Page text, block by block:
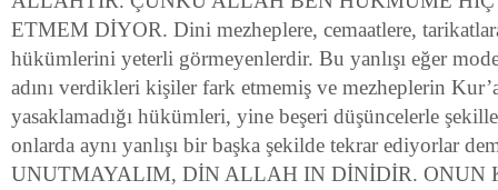
ETMEM DİYOR. Dini mezheplere, cemaatlere,
hükümlerini yeterli görmeyenlerdir. Bu yanlışı eğer
adını verdikleri kişiler fark etmemiş ve mezheplerin
yasaklamadığı hükümleri, yine beşeri düşüncelerle
onlarda aynı yanlışı bir başka şekilde tekrar ediyorlar
UNUTMAYALIM, DİN ALLAH IN DİNİDİR. ONUN